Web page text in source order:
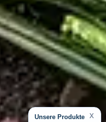
x
Unsere Produkte